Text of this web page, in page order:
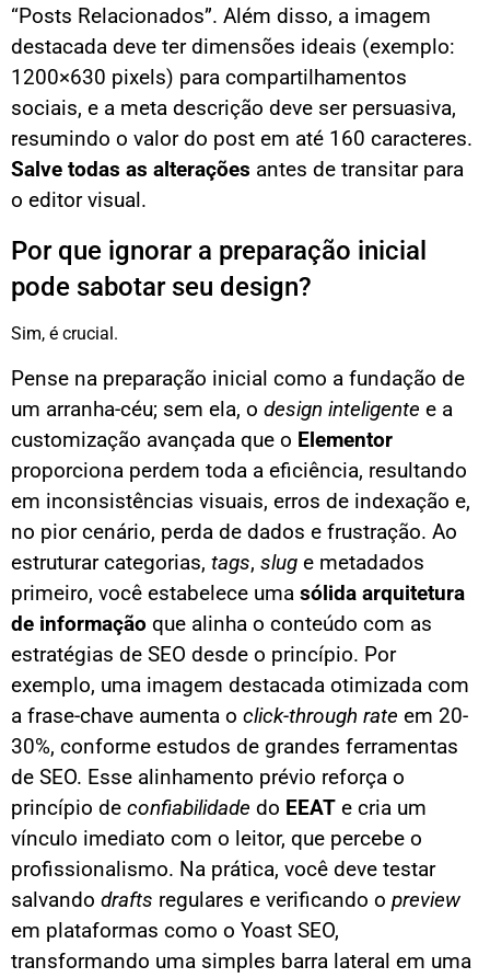
“Posts Relacionados”. Além disso, a imagem
destacada deve ter dimensões ideais (exemplo:
1200×630 pixels) para compartilhamentos
sociais, e a meta descrição deve ser persuasiva,
resumindo o valor do post em até 160 caracteres.
Salve todas as alterações antes de transitar para
o editor visual.
Por que ignorar a preparação inicial
pode sabotar seu design?
Sim, é crucial.
Pense na preparação inicial como a fundação de
um arranha-céu; sem ela, o design inteligente e a
customização avançada que o Elementor
proporciona perdem toda a eficiência, resultando
em inconsistências visuais, erros de indexação e,
no pior cenário, perda de dados e frustração. Ao
estruturar categorias, tags, slug e metadados
primeiro, você estabelece uma sólida arquitetura
de informação que alinha o conteúdo com as
estratégias de SEO desde o princípio. Por
exemplo, uma imagem destacada otimizada com
a frase-chave aumenta o click-through rate em 20-
30%, conforme estudos de grandes ferramentas
de SEO. Esse alinhamento prévio reforça o
princípio de confiabilidade do EEAT e cria um
vínculo imediato com o leitor, que percebe o
profissionalismo. Na prática, você deve testar
salvando drafts regulares e verificando o preview
em plataformas como o Yoast SEO,
transformando uma simples barra lateral em uma